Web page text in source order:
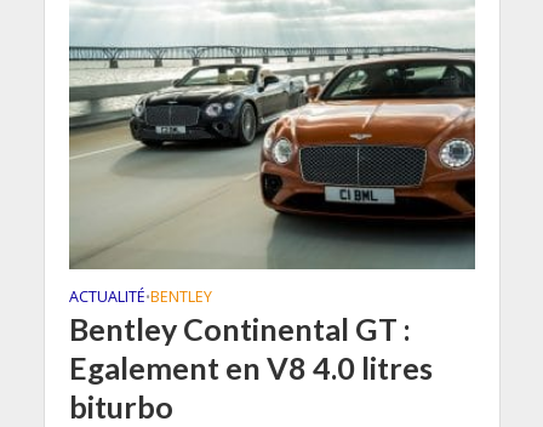
ACTUALITÉ•BENTLEY
Bentley Continental GT :
Egalement en V8 4.0 litres
biturbo